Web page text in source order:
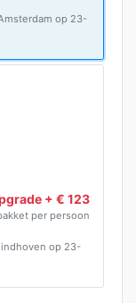
op 23-
+ € 123
per persoon
op 23-